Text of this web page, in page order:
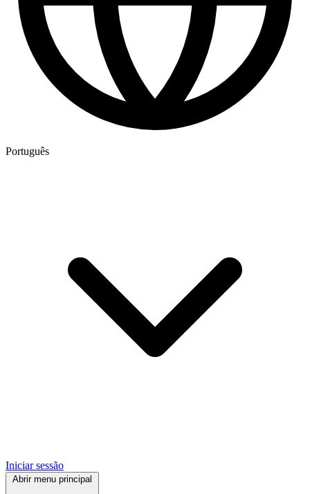
Português
Iniciar sessão
Abrir menu principal